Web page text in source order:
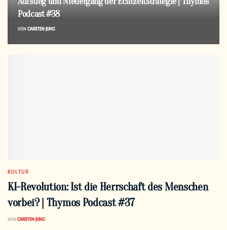
Podcast #38
VON CARSTEN JUNG
KULTUR
KI-Revolution: Ist die Herrschaft des Menschen
vorbei? | Thymos Podcast #37
VON CARSTEN JUNG